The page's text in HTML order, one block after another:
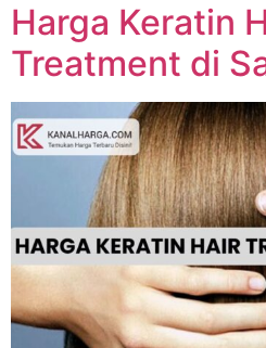
Harga Keratin
Treatment di